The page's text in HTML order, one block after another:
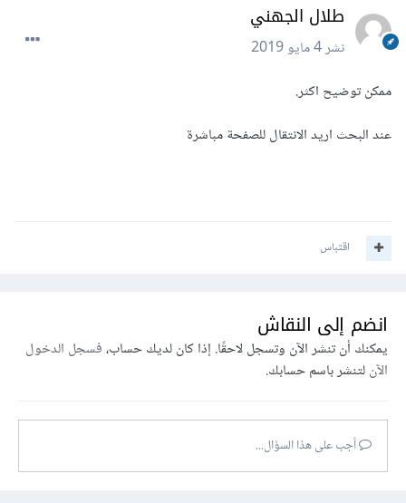
طلال الجهني
نشر4 مايو 2019
ممكن توضيح اكثر.
عند البحث اريد الانتقال للصفحة مباشرة
اقتباس
انضم إلى النقاش
يمكنك أن تنشر الآن وتسجل لاحقًا. إذا كان لديك حساب،فسجل الدخول
الآنلتنشر باسم حسابك.
أجب على هذا السؤال...